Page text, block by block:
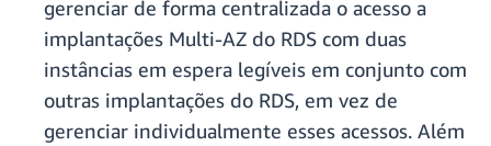
gerenciar de forma centralizada o acesso a
implantações Multi-AZ do RDS com duas
instâncias em espera legíveis em conjunto com
outras implantações do RDS, em vez de
gerenciar individualmente esses acessos. Além